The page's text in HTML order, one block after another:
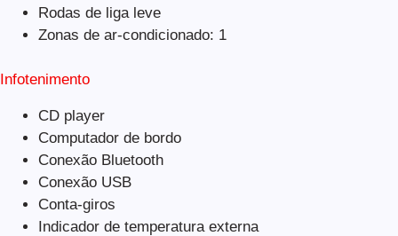
Rodas de liga leve
Zonas de ar-condicionado: 1
Infotenimento
CD player
Computador de bordo
Conexão Bluetooth
Conexão USB
Conta-giros
Indicador de temperatura externa